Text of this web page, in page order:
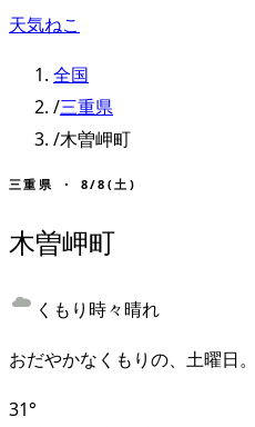
天気ねこ
全国
/三重県
/木曽岬町
三重県 ・ 8/8(土)
木曽岬町
くもり時々晴れ
おだやかなくもりの、土曜日。
31°